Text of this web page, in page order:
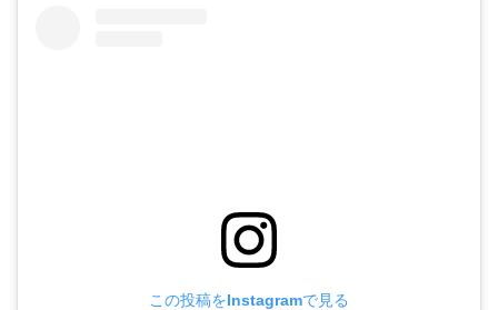
この投稿をInstagramで見る